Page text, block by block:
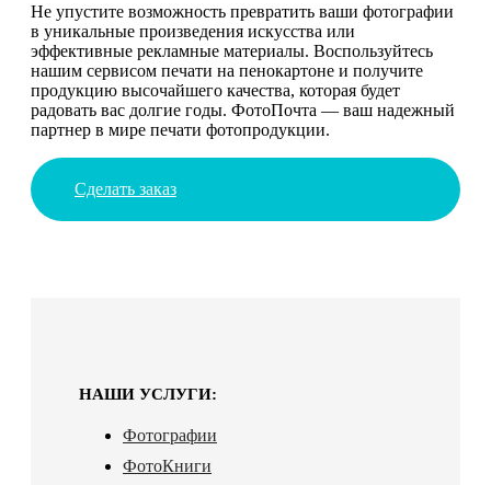
Не упустите возможность превратить ваши фотографии
в уникальные произведения искусства или
эффективные рекламные материалы. Воспользуйтесь
нашим сервисом печати на пенокартоне и получите
продукцию высочайшего качества, которая будет
радовать вас долгие годы. ФотоПочта — ваш надежный
партнер в мире печати фотопродукции.
Сделать заказ
НАШИ УСЛУГИ:
Фотографии
ФотоКниги